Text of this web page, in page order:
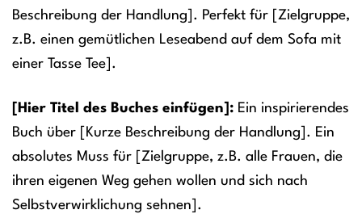
Beschreibung der Handlung]. Perfekt für [Zielgruppe,
z.B. einen gemütlichen Leseabend auf dem Sofa mit
einer Tasse Tee].
[Hier Titel des Buches einfügen]: Ein inspirierendes
Buch über [Kurze Beschreibung der Handlung]. Ein
absolutes Muss für [Zielgruppe, z.B. alle Frauen, die
ihren eigenen Weg gehen wollen und sich nach
Selbstverwirklichung sehnen].